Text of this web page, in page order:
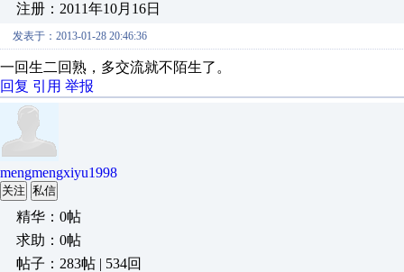
注册：2011年10月16日
发表于：2013-01-28 20:46:36
一回生二回熟，多交流就不陌生了。
回复 引用 举报
mengmengxiyu1998
关注 私信
精华：0帖
求助：0帖
帖子：283帖 | 534回